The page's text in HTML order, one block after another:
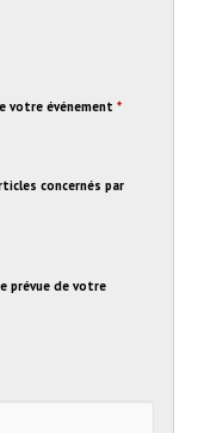
votre événement *
concernés par
prévue de votre